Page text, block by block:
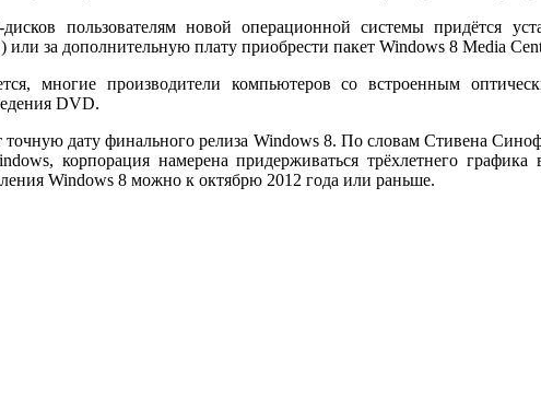
пользователям новой операционной системы придётся
за дополнительную плату приобрести пакет Windows 8 Media
многие производители компьютеров со встроенным
DVD.
точную дату финального релиза Windows 8. По словам Стивена
корпорация намерена придерживаться трёхлетнего
Windows 8 можно к октябрю 2012 года или раньше.